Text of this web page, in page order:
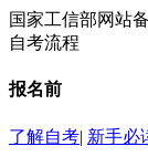
国家工信部网站
自考流程
报名前
了解自考| 新手必